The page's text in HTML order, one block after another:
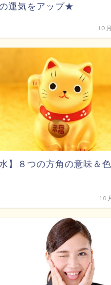
運気をアップ★
10
水】８つの方角の意味＆
10